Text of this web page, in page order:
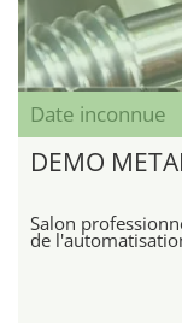
Date inconnue
DEMO
Salon
de